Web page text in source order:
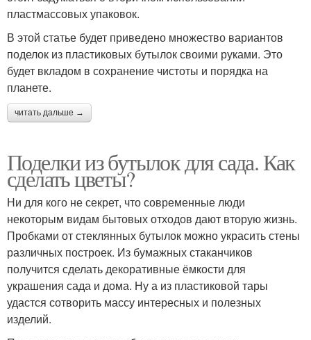
пластмассовых упаковок.
В этой статье будет приведено множество вариантов
поделок из пластиковых бутылок своими руками. Это
будет вкладом в сохранение чистоты и порядка на
планете.
читать дальше →
Поделки из бутылок для сада. Как
сделать цветы?
Ни для кого не секрет, что современные люди
некоторым видам бытовых отходов дают вторую жизнь.
Пробками от стеклянных бутылок можно украсить стены
различных построек. Из бумажных стаканчиков
получится сделать декоративные ёмкости для
украшения сада и дома. Ну а из пластиковой тары
удастся сотворить массу интересных и полезных
изделий.